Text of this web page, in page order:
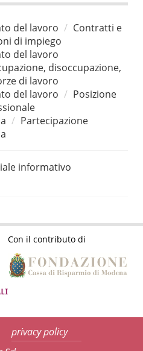
del lavoro
Contratti e
di impiego
del lavoro
disoccupazione,
di lavoro
del lavoro
Posizione
Partecipazione
informativo
Con il contributo di
privacy policy